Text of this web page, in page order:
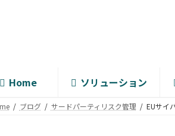
Home ソリューション
ブログ サードパーティリスク管理 EUサイ